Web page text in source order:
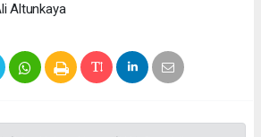
Altunkaya